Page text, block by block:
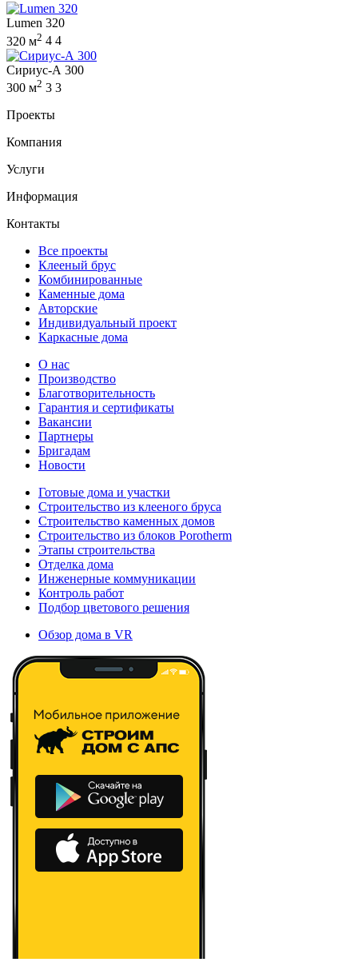
Lumen 320
320 м2 4 4
Сириус-А 300
300 м2 3 3
Проекты
Компания
Услуги
Информация
Контакты
Все проекты
Клееный брус
Комбинированные
Каменные дома
Авторские
Индивидуальный проект
Каркасные дома
О нас
Производство
Благотворительность
Гарантия и сертификаты
Вакансии
Партнеры
Бригадам
Новости
Готовые дома и участки
Строительство из клееного бруса
Строительство каменных домов
Строительство из блоков Porotherm
Этапы строительства
Отделка дома
Инженерные коммуникации
Контроль работ
Подбор цветового решения
Обзор дома в VR